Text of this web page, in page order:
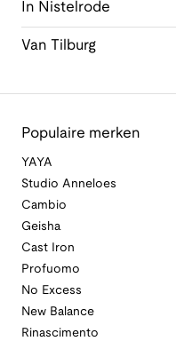
In Nistelrode
Van Tilburg
Populaire merken
YAYA
Studio Anneloes
Cambio
Geisha
Cast Iron
Profuomo
No Excess
New Balance
Rinascimento